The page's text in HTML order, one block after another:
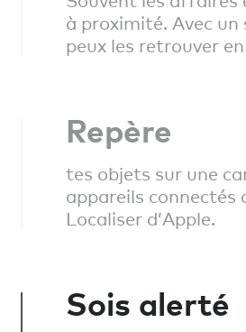
à proximité. Avec
peux les retrouver
Repère
tes objets sur une
appareils connectés
Localiser d’Apple.
Sois alerté